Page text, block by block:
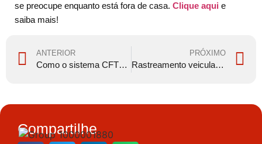
se preocupe enquanto está fora de casa. Clique aqui e
saiba mais!
ANTERIOR
Como o sistema CFTV tem ajudado na segurança das escolas
PRÓXIMO
Rastreamento veicular: 5 coisas que você precisa saber
Compartilhe